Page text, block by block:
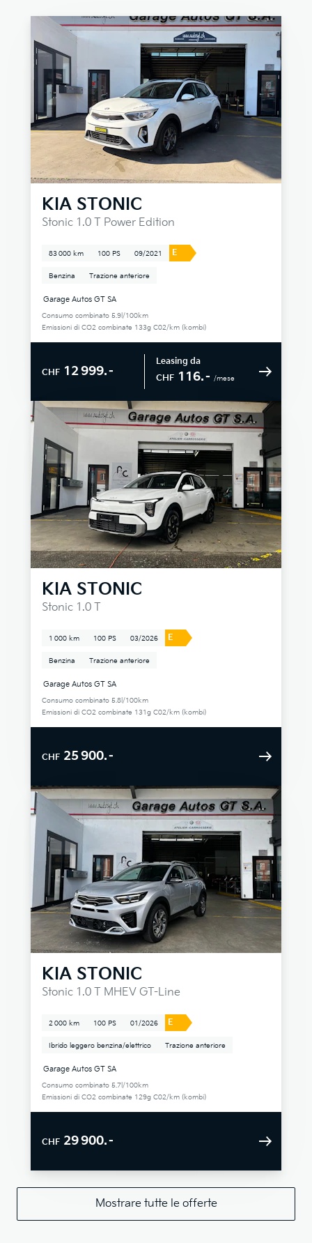
KIA STONIC
Stonic 1.0 T Power Edition
83 000 km 100 PS 09/2021 E
Benzina Trazione anteriore
Garage Autos GT SA
Consumo combinato 5.9l/100km
Emissioni di CO2 combinate 133g C02/km (kombi)
CHF 12 999.–
Leasing da
CHF 116.– /mese
KIA STONIC
Stonic 1.0 T
1 000 km 100 PS 03/2026 E
Benzina Trazione anteriore
Garage Autos GT SA
Consumo combinato 5.8l/100km
Emissioni di CO2 combinate 131g C02/km (kombi)
CHF 25 900.–
KIA STONIC
Stonic 1.0 T MHEV GT-Line
2 000 km 100 PS 01/2026 E
Ibrido leggero benzina/elettrico Trazione anteriore
Garage Autos GT SA
Consumo combinato 5.7l/100km
Emissioni di CO2 combinate 129g C02/km (kombi)
CHF 29 900.–
Mostrare tutte le offerte